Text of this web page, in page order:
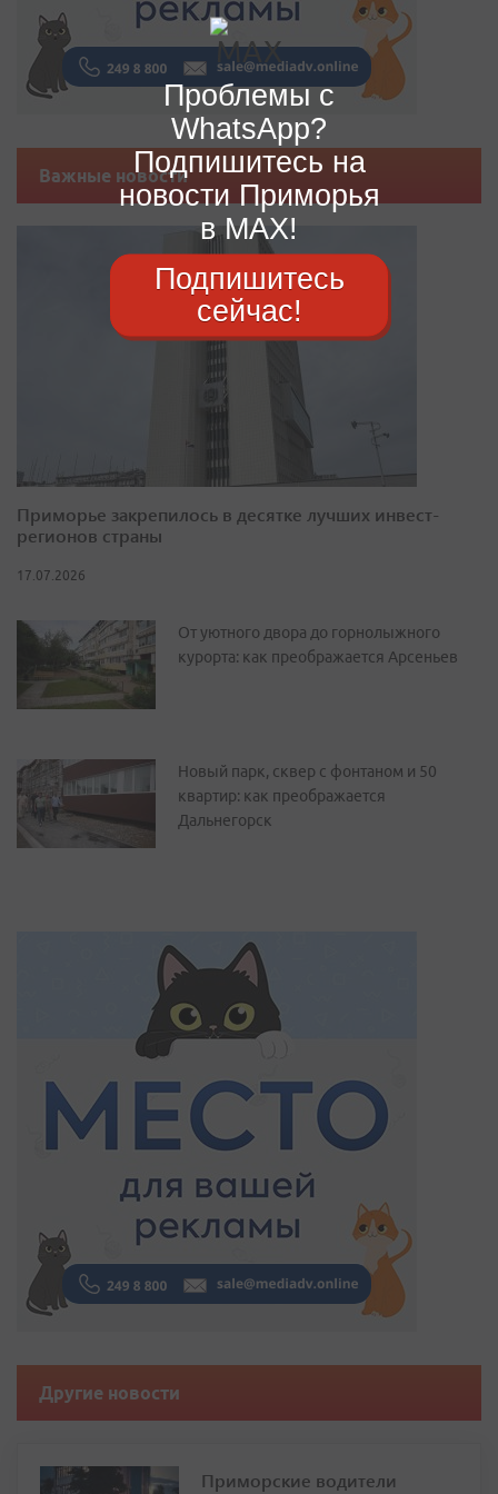
Важные новости
Приморье закрепилось в десятке лучших инвест-
регионов страны
17.07.2026
От уютного двора до горнолыжного
курорта: как преображается Арсеньев
Новый парк, сквер с фонтаном и 50
квартир: как преображается
Дальнегорск
Другие новости
Приморские водители
Проблемы с
WhatsApp?
Подпишитесь на
новости Приморья
в MAX!
Подпишитесь
сейчас!